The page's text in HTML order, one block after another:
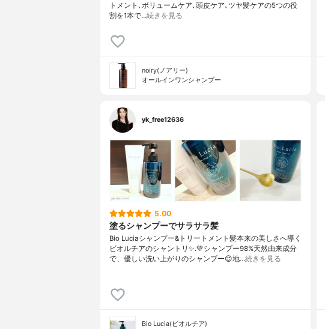
トメント､ボリュームケア､頭皮ケア､ツヤ髪ケアの5つの役
割を1本で…続きを見る
noiry(ノアリー)
オールインワンシャンプー
yk_free12636
5.00
塗るシャンプーでサラサラ髪
Bio Luciaシャンプー&トリートメント⁡髪本来の美しさへ導く
ビオルチアのシャントリ✨⁡.💚シャンプー98%天然由来成分
で、優しい洗い上がりのシャンプー😊地…続きを見る
Bio Lucia(ビオルチア)